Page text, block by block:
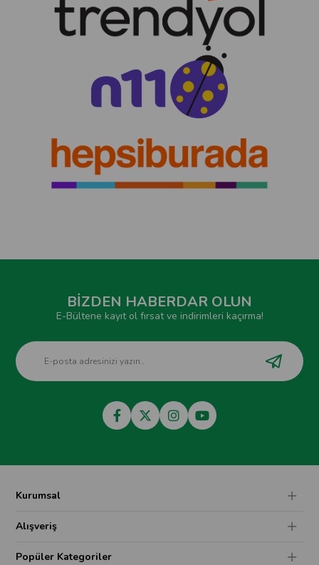
BİZDEN HABERDAR OLUN
E-Bültene kayıt ol fırsat ve indirimleri kaçırma!
Kurumsal
Alışveriş
Popüler Kategoriler